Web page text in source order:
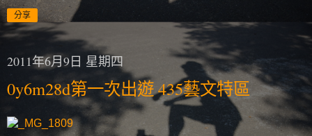
分享
2011年6月9日 星期四
0y6m28d第一次出遊 435藝文特區